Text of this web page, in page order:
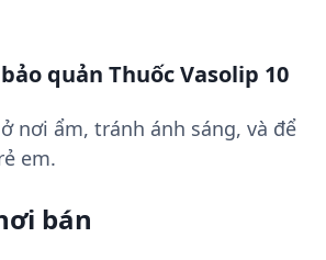
quản Thuốc Vasolip 10
nơi ẩm, tránh ánh sáng, và để
em.
bán